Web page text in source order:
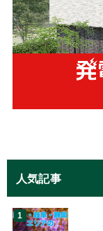
人気記事